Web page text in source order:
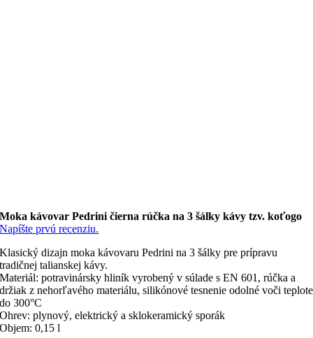
Moka kávovar Pedrini čierna rúčka na 3 šálky kávy tzv. koťogo
Napíšte prvú recenziu.
Klasický dizajn moka kávovaru Pedrini na 3 šálky pre prípravu
tradičnej talianskej kávy.
Materiál: potravinársky hliník vyrobený v súlade s EN 601, rúčka a
držiak z nehorľavého materiálu, silikónové tesnenie odolné voči teplote
do 300°C
Ohrev: plynový, elektrický a sklokeramický sporák
Objem: 0,15 l